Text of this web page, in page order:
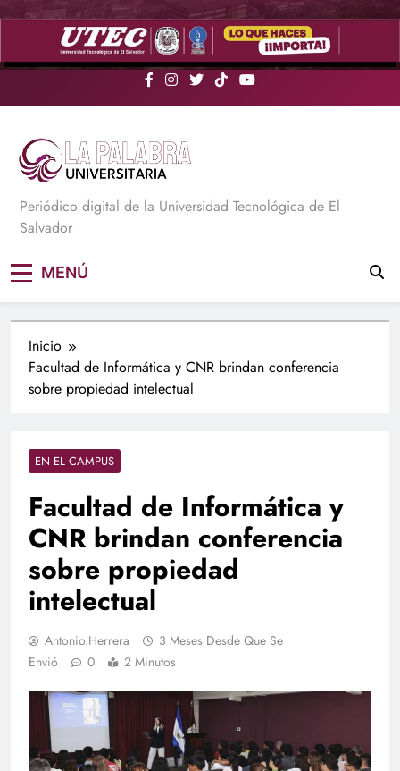
Saltar
La Palabra Universitaria
Periódico digital de la Universidad Tecnológica de El
Salvador
MENÚ
Inicio
Facultad de Informática y CNR brindan conferencia
sobre propiedad intelectual
EN EL CAMPUS
Facultad de Informática y
CNR brindan conferencia
sobre propiedad
intelectual
Antonio.herrera
3 Meses Desde Que Se
Envió
0 2 Minutos